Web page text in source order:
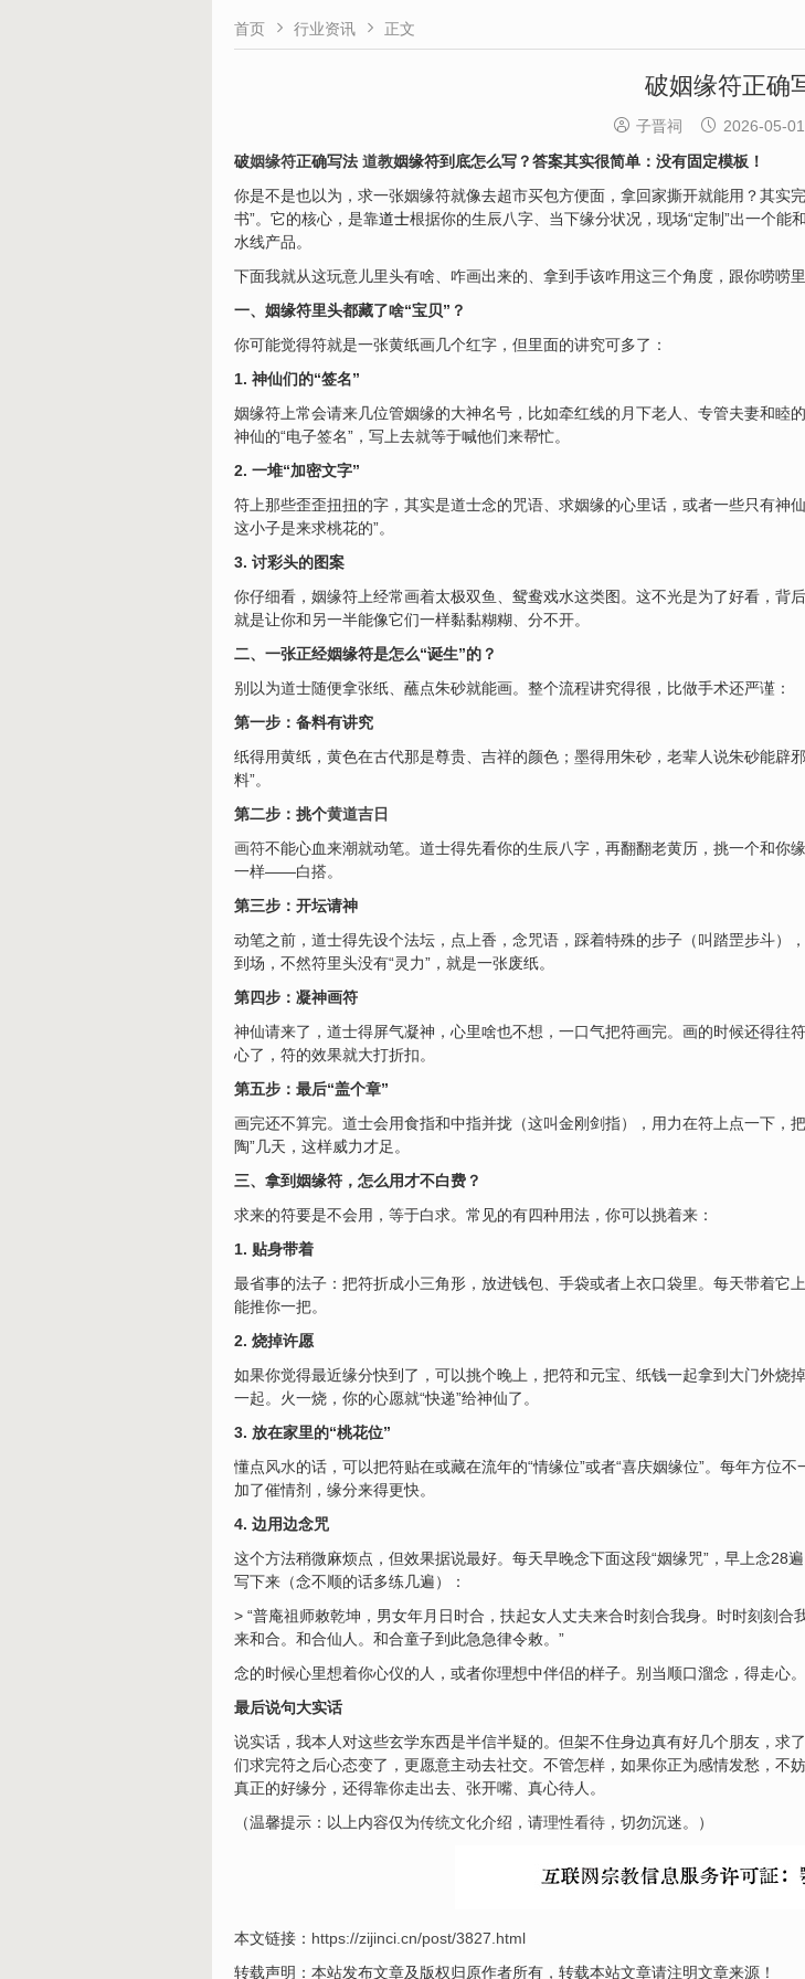
首页  行业资讯  正文
破姻缘符正确
 子晋祠  2026-05-
破姻缘符正确写法 道教姻缘符到底怎么写？答案其实很简单：没有固定模板！
你是不是也以为，求一张姻缘符就像去超市买包方便面，拿回家撕开就能用？其实
书”。它的核心，是靠道士根据你的生辰八字、当下缘分状况，现场“定制”出一个
水线产品。
下面我就从这玩意儿里头有啥、咋画出来的、拿到手该咋用这三个角度，跟你唠唠里
一、姻缘符里头都藏了啥“宝贝”？
你可能觉得符就是一张黄纸画几个红字，但里面的讲究可多了：
1. 神仙们的“签名”
姻缘符上常会请来几位管姻缘的大神名号，比如牵红线的月下老人、专管夫妻和睦
神仙的“电子签名”，写上去就等于喊他们来帮忙。
2. 一堆“加密文字”
符上那些歪歪扭扭的字，其实是道士念的咒语、求姻缘的心里话，或者一些只有
这小子是来求桃花的”。
3. 讨彩头的图案
你仔细看，姻缘符上经常画着太极双鱼、鸳鸯戏水这类图。这不光是为了好看，背
就是让你和另一半能像它们一样黏黏糊糊、分不开。
二、一张正经姻缘符是怎么“诞生”的？
别以为道士随便拿张纸、蘸点朱砂就能画。整个流程讲究得很，比做手术还严谨：
第一步：备料有讲究
纸得用黄纸，黄色在古代那是尊贵、吉祥的颜色；墨得用朱砂，老辈人说朱砂能辟
料”。
第二步：挑个黄道吉日
画符不能心血来潮就动笔。道士得先看你的生辰八字，再翻翻老黄历，挑一个和你
一样——白搭。
第三步：开坛请神
动笔之前，道士得先设个法坛，点上香，念咒语，踩着特殊的步子（叫踏罡步斗）
到场，不然符里头没有“灵力”，就是一张废纸。
第四步：凝神画符
神仙请来了，道士得屏气凝神，心里啥也不想，一口气把符画完。画的时候还得往
心了，符的效果就大打折扣。
第五步：最后“盖个章”
画完还不算完。道士会用食指和中指并拢（这叫金刚剑指），用力在符上点一下，
陶”几天，这样威力才足。
三、拿到姻缘符，怎么用才不白费？
求来的符要是不会用，等于白求。常见的有四种用法，你可以挑着来：
1. 贴身带着
最省事的法子：把符折成小三角形，放进钱包、手袋或者上衣口袋里。每天带着它
能推你一把。
2. 烧掉许愿
如果你觉得最近缘分快到了，可以挑个晚上，把符和元宝、纸钱一起拿到大门外烧
一起。火一烧，你的心愿就“快递”给神仙了。
3. 放在家里的“桃花位”
懂点风水的话，可以把符贴在或藏在流年的“情缘位”或者“喜庆姻缘位”。每年方位
加了催情剂，缘分来得更快。
4. 边用边念咒
这个方法稍微麻烦点，但效果据说最好。每天早晚念下面这段“姻缘咒”，早上念28
写下来（念不顺的话多练几遍）：
> “普庵祖师敕乾坤，男女年月日时合，扶起女人丈夫来合时刻合我身。时时刻刻
来和合。和合仙人。和合童子到此急急律令敕。”
念的时候心里想着你心仪的人，或者你理想中伴侣的样子。别当顺口溜念，得走心。
最后说句大实话
说实话，我本人对这些玄学东西是半信半疑的。但架不住身边真有好几个朋友，
们求完符之后心态变了，更愿意主动去社交。不管怎样，如果你正为感情发愁，不
真正的好缘分，还得靠你走出去、张开嘴、真心待人。
（温馨提示：以上内容仅为传统文化介绍，请理性看待 ，切勿沉迷。）
本文链接： https://zijinci.cn/post/3827.html
转载声明：本站发布文章及版权归原作者所有，转载本站文章请注明文章来源！